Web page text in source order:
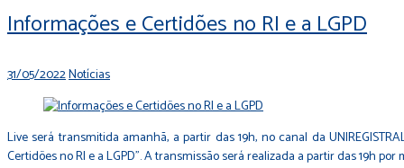
Informações e Certidões no RI e a LGPD
31/05/2022Notícias
Live será transmitida amanhã, a partir das 19h, no canal da
Certidões no RI e a LGPD”. A transmissão será realizada a partir das 19h